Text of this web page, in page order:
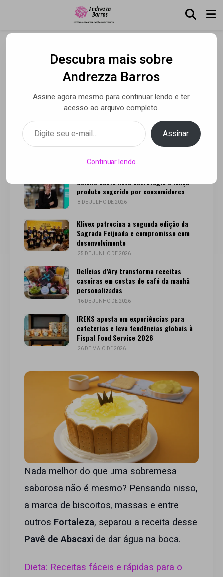
Receita: Pavê de Abacaxi
Por Andrezza Barros• 14 maio 2020
Leia Também
GoldKo adota nova estratégia e lança
produto sugerido por consumidores
8 DE JULHO DE 2026
Klivex patrocina a segunda edição da
Sagrada Feijoada e compromisso com
desenvolvimento
25 DE JUNHO DE 2026
Delícias d’Ary transforma receitas
caseiras em cestas de café da manhã
personalizadas
16 DE JUNHO DE 2026
IREKS aposta em experiências para
cafeterias e leva tendências globais à
Fispal Food Service 2026
26 DE MAIO DE 2026
Nada melhor do que uma sobremesa
saborosa não é mesmo? Pensando nisso,
a marca de biscoitos, massas e entre
outros Fortaleza, separou a receita desse
Pavê de Abacaxi de dar água na boca.
Dieta: Receitas fáceis e rápidas para o
Descubra mais sobre
Andrezza Barros
Assine agora mesmo para continuar lendo e ter
acesso ao arquivo completo.
Digite seu e-mail…
Assinar
Continuar lendo